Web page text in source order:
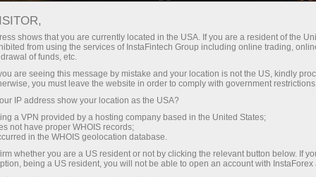
БРИТАНСКИЙ ЖУРНАЛ IIM
НАЗВАЛ ИНСТАФОРЕКС
«ЛУЧШИМ
БРОКЕРОМ-2022»
счет
shows that you are currently located in the USA. If you are a resident of the
from using the services of InstaFintech Group including online trading,
of funds, etc.
are seeing this message by mistake and your location is not the US, kindly
you must leave the website in order to comply with government
IP address show your location as the USA?
a VPN provided by a hosting company based in the United States;
not have proper WHOIS records;
in the WHOIS geolocation database.
whether you are a US resident or not by clicking the relevant button below. If
being a US resident, you will not be able to open an account with InstaForex